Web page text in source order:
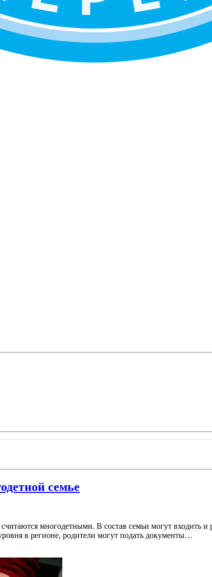
семье
многодетными. В состав семьи могут входить
в регионе, родители могут подать документы…